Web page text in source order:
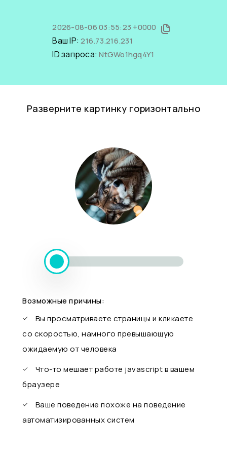
2026-08-06 03:55:23 +0000
Ваш IP:216.73.216.231
ID запроса:NtGWo1hgq4Y1
Разверните картинку горизонтально
Возможные причины:
Вы просматриваете страницы и кликаете
со скоростью, намного превышающую
ожидаемую от человека
Что-то мешает работе javascript в вашем
браузере
Ваше поведение похоже на поведение
автоматизированных систем